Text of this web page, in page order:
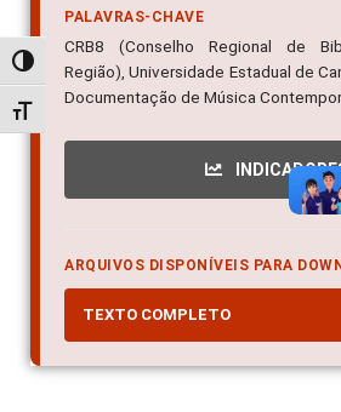
Alternar alto contraste
Alternar tamanho da fonte
PALAVRAS-CHAVE
CRB8 (Conselho Regional de
Região), Universidade Estadual de
Documentação de Música
ARQUIVOS DISPONÍVEIS PARA
TEXTO COMPLETO